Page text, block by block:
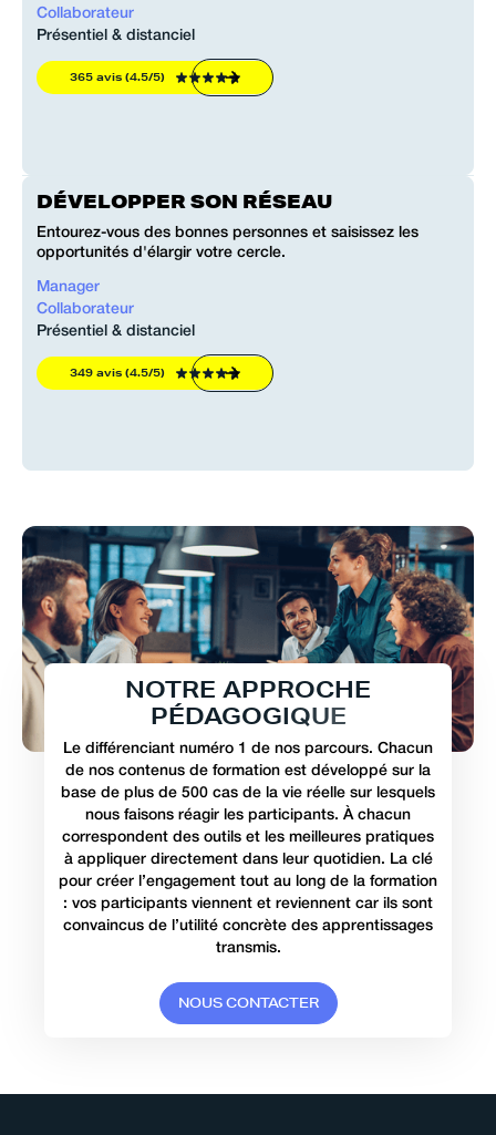
Collaborateur
Présentiel & distanciel
365 avis (4.5/5)
DÉVELOPPER SON RÉSEAU
Entourez-vous des bonnes personnes et saisissez les
opportunités d'élargir votre cercle.
Manager
Collaborateur
Présentiel & distanciel
349 avis (4.5/5)
NOTRE APPROCHE
PÉDAGOGIQUE
Le différenciant numéro 1 de nos parcours. Chacun
de nos contenus de formation est développé sur la
base de plus de 500 cas de la vie réelle sur lesquels
nous faisons réagir les participants. À chacun
correspondent des outils et les meilleures pratiques
à appliquer directement dans leur quotidien. La clé
pour créer l’engagement tout au long de la formation
: vos participants viennent et reviennent car ils sont
convaincus de l’utilité concrète des apprentissages
transmis.
NOUS CONTACTER